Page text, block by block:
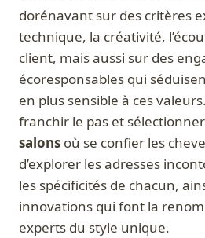
dorénavant sur des critères
technique, la créativité,
client, mais aussi sur des
écoresponsables qui
en plus sensible à ces
franchir le pas et
salons où se confier les
d’explorer les adresses
les spécificités de chacun,
innovations qui font la
experts du style unique.